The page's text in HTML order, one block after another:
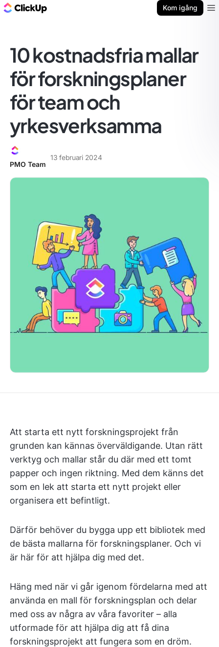
Kom igång
10 kostnadsfria mallar
för forskningsplaner
för team och
yrkesverksamma
PMO Team
13 februari 2024
Att starta ett nytt forskningsprojekt från
grunden kan kännas överväldigande. Utan rätt
verktyg och mallar står du där med ett tomt
papper och ingen riktning. Med dem känns det
som en lek att starta ett nytt projekt eller
organisera ett befintligt.
Därför behöver du bygga upp ett bibliotek med
de bästa mallarna för forskningsplaner. Och vi
är här för att hjälpa dig med det.
Häng med när vi går igenom fördelarna med att
använda en mall för forskningsplan och delar
med oss av några av våra favoriter – alla
utformade för att hjälpa dig att få dina
forskningsprojekt att fungera som en dröm.